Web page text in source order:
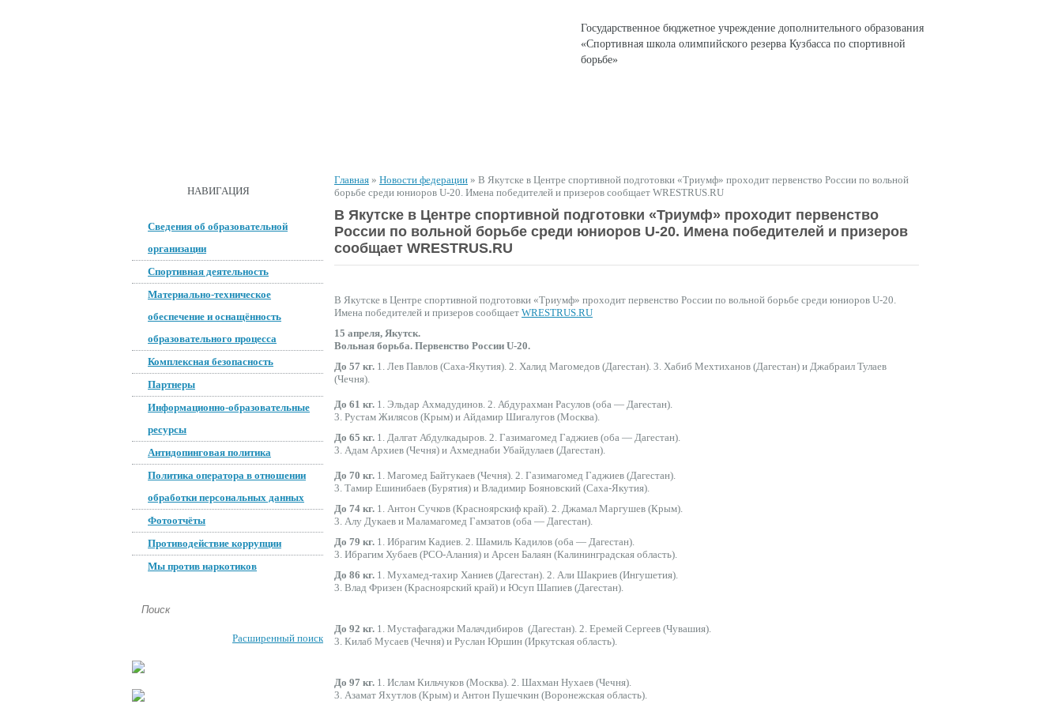
Государственное бюджетное учреждение дополнительного образования
«Спортивная школа олимпийского резерва Кузбасса по спортивной
борьбе»
НАВИГАЦИЯ
Сведения об образовательной
организации
Спортивная деятельность
Материально-техническое
обеспечение и оснащённость
образовательного процесса
Комплексная безопасность
Партнеры
Информационно-образовательные
ресурсы
Антидопинговая политика
Политика оператора в отношении
обработки персональных данных
Фотоотчёты
Противодействие коррупции
Мы против наркотиков
Расширенный поиск
Главная » Новости федерации » В Якутске в Центре спортивной подготовки «Триумф» проходит первенство России по вольной
борьбе среди юниоров U-20. Имена победителей и призеров сообщает WRESTRUS.RU
В Якутске в Центре спортивной подготовки «Триумф» проходит первенство
России по вольной борьбе среди юниоров U-20. Имена победителей и призеров
сообщает WRESTRUS.RU
В Якутске в Центре спортивной подготовки «Триумф» проходит первенство России по вольной борьбе среди юниоров U-20.
Имена победителей и призеров сообщает WRESTRUS.RU
15 апреля, Якутск.
Вольная борьба. Первенство России U-20.
До 57 кг. 1. Лев Павлов (Саха-Якутия). 2. Халид Магомедов (Дагестан). 3. Хабиб Мехтиханов (Дагестан) и Джабраил Тулаев
(Чечня).
До 61 кг. 1. Эльдар Ахмадудинов. 2. Абдурахман Расулов (оба — Дагестан).
3. Рустам Жилясов (Крым) и Айдамир Шигалугов (Москва).
До 65 кг. 1. Далгат Абдулкадыров. 2. Газимагомед Гаджиев (оба — Дагестан).
3. Адам Архиев (Чечня) и Ахмеднаби Убайдулаев (Дагестан).
До 70 кг. 1. Магомед Байтукаев (Чечня). 2. Газимагомед Гаджиев (Дагестан).
3. Тамир Ешинибаев (Бурятия) и Владимир Бояновский (Саха-Якутия).
До 74 кг. 1. Антон Сучков (Красноярскиф край). 2. Джамал Маргушев (Крым).
3. Алу Дукаев и Маламагомед Гамзатов (оба — Дагестан).
До 79 кг. 1. Ибрагим Кадиев. 2. Шамиль Кадилов (оба — Дагестан).
3. Ибрагим Хубаев (РСО-Алания) и Арсен Балаян (Калининградская область).
До 86 кг. 1. Мухамед-тахир Ханиев (Дагестан). 2. Али Шакриев (Ингушетия).
3. Влад Фризен (Красноярский край) и Юсуп Шапиев (Дагестан).
До 92 кг. 1. Мустафагаджи Малачдибиров (Дагестан). 2. Еремей Сергеев (Чувашия).
3. Килаб Мусаев (Чечня) и Руслан Юршин (Иркутская область).
До 97 кг. 1. Ислам Кильчуков (Москва). 2. Шахман Нухаев (Чечня).
3. Азамат Яхутлов (Крым) и Антон Пушечкин (Воронежская область).